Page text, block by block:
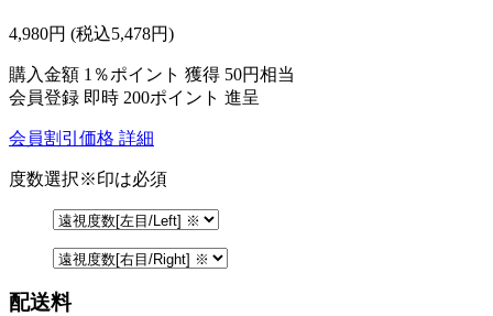
4,980円 (税込5,478円)
購入金額 1％ポイント 獲得 50円相当
会員登録 即時 200ポイント 進呈
会員割引価格 詳細
度数選択※印は必須
配送料